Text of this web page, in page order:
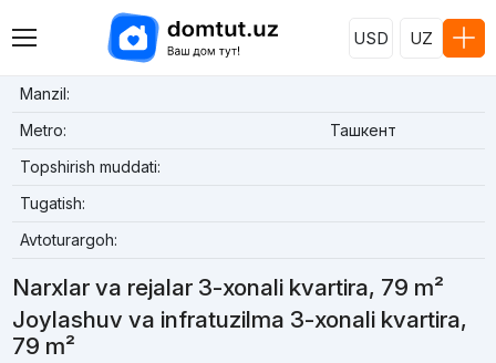
USD UZ
Manzil:
Metro:
Ташкент
Topshirish muddati:
Tugatish:
Avtoturargoh:
Narxlar va rejalar 3-xonali kvartira, 79 m²
Joylashuv va infratuzilma 3-xonali kvartira,
79 m²